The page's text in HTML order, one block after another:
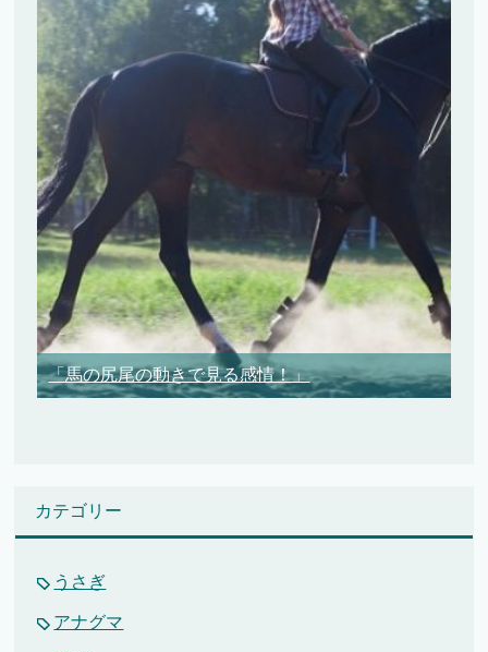
「馬の尻尾の動きで見る感情！」
カテゴリー
うさぎ
アナグマ